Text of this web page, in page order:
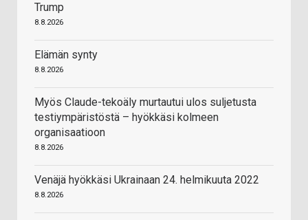
Trump
8.8.2026
Elämän synty
8.8.2026
Myös Claude-tekoäly murtautui ulos suljetusta
testiympäristöstä – hyökkäsi kolmeen
organisaatioon
8.8.2026
Venäjä hyökkäsi Ukrainaan 24. helmikuuta 2022
8.8.2026